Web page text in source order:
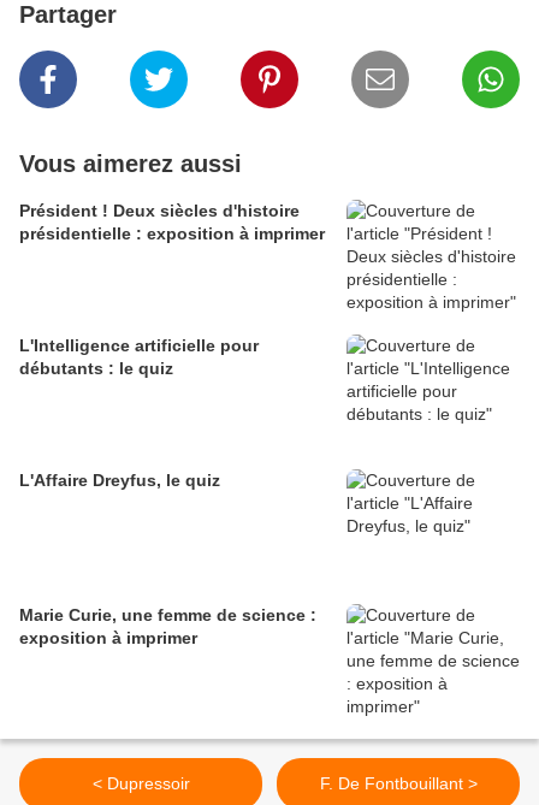
Partager
Vous aimerez aussi
Président ! Deux siècles d'histoire
présidentielle : exposition à imprimer
L'Intelligence artificielle pour
débutants : le quiz
L'Affaire Dreyfus, le quiz
Marie Curie, une femme de science :
exposition à imprimer
< Dupressoir F. De Fontbouillant >